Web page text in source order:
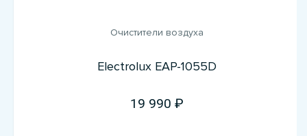
Очистители воздуха
Electrolux EAP-1055D
19 990